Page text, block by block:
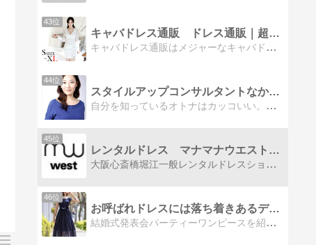
43位
キャバドレス通販 ドレス通販｜超人気ドレス掲載中
キャバドレス通販はメジャーなキャバドレス・ワンピース・シューズ等満載です。格安の商品から高級ブランド商品まで揃えており、このアイテムで身を包めばうっとりです。
44位
スタイルアップコンサルタントなかぞのしょうこのBlog
自分を知っているオトナはカッコいい。自分の魅力を最大限に表現できるファッションの自分軸をもって、明日がちょっと楽しみな自分に！
45位
レンタルドレス マナマナウエストのブログ
大阪心斎橋堀江一般レンタルドレスショップ結婚式2次会などパーティー用にアポイント制でドレスをレンタルします
46位
お呼ばれドレスには落ち着きあるデザイン
結婚式発表会パーティーワンピースを紹介。20代半ばから30代以降の女性向け。しっかりとしたデザインを厳選紹介。